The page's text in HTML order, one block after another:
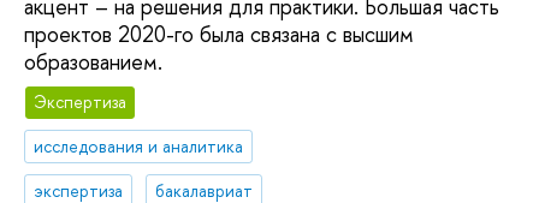
акцент – на решения для практики. Большая часть
проектов 2020-го была связана с высшим
образованием.
Экспертиза
исследования и аналитика
экспертиза
бакалавриат